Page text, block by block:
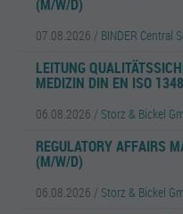
(M/W/D)
07.08.2026 / BINDER Central
LEITUNG
MEDIZIN DIN EN ISO
06.08.2026 / Storz & Bickel
REGULATORY AFFAIRS
(M/W/D)
06.08.2026 / Storz & Bickel